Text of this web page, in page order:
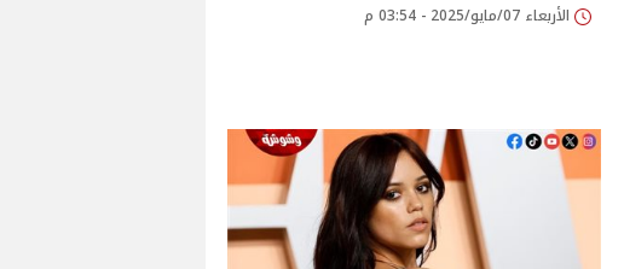
الأربعاء 07/مايو/2025 - 03:54 م